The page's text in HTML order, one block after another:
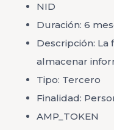
NID
Duración: 6
Descripción: La
almacenar
Tipo: Tercero
Finalidad:
AMP_TOKEN